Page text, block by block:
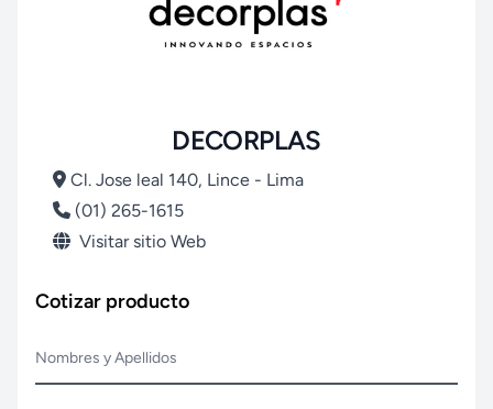
DECORPLAS
Cl. Jose leal 140, Lince - Lima
(01) 265-1615
Visitar sitio Web
Cotizar producto
Nombres y Apellidos